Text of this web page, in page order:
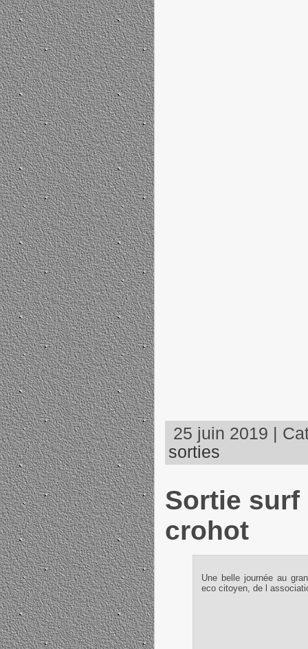
25 juin 2019 |
sorties
Sortie surf
crohot
Une belle journée au
eco citoyen, de l